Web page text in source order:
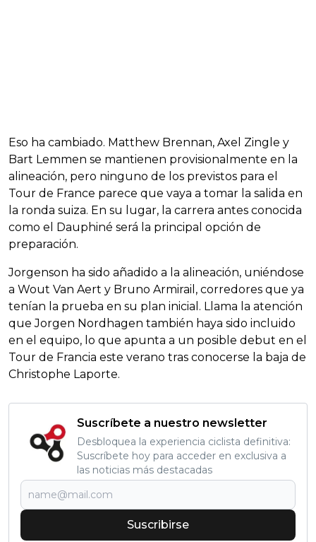
Eso ha cambiado. Matthew Brennan, Axel Zingle y
Bart Lemmen se mantienen provisionalmente en la
alineación, pero ninguno de los previstos para el
Tour de France parece que vaya a tomar la salida en
la ronda suiza. En su lugar, la carrera antes conocida
como el Dauphiné será la principal opción de
preparación.
Jorgenson ha sido añadido a la alineación, uniéndose
a Wout Van Aert y Bruno Armirail, corredores que ya
tenían la prueba en su plan inicial. Llama la atención
que Jorgen Nordhagen también haya sido incluido
en el equipo, lo que apunta a un posible debut en el
Tour de Francia este verano tras conocerse la baja de
Christophe Laporte.
Suscríbete a nuestro newsletter
Desbloquea la experiencia ciclista definitiva:
Suscríbete hoy para acceder en exclusiva a
las noticias más destacadas
Suscribirse